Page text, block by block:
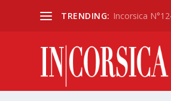
TRENDING: Incorsica